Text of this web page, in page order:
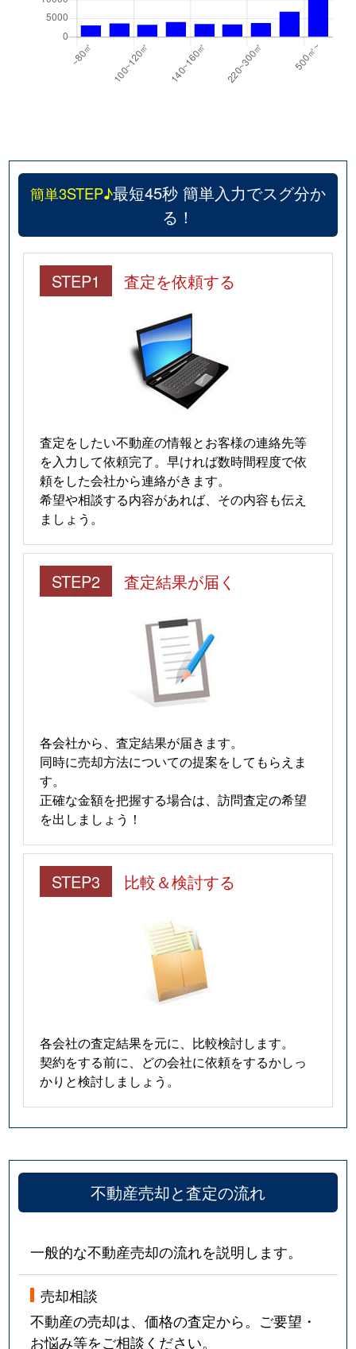
簡単3STEP♪最短45秒 簡単入力でスグ分か
る！
STEP1 査定を依頼する
査定をしたい不動産の情報とお客様の連絡先等
を入力して依頼完了。早ければ数時間程度で依
頼をした会社から連絡がきます。
希望や相談する内容があれば、その内容も伝え
ましょう。
STEP2 査定結果が届く
各会社から、査定結果が届きます。
同時に売却方法についての提案をしてもらえま
す。
正確な金額を把握する場合は、訪問査定の希望
を出しましょう！
STEP3 比較＆検討する
各会社の査定結果を元に、比較検討します。
契約をする前に、どの会社に依頼をするかしっ
かりと検討しましょう。
不動産売却と査定の流れ
一般的な不動産売却の流れを説明します。
売却相談
不動産の売却は、価格の査定から。ご要望・
お悩み等をご相談ください。